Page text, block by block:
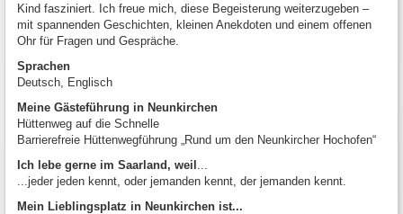
Kind fasziniert. Ich freue mich, diese Begeisterung weiterzugeben –
mit spannenden Geschichten, kleinen Anekdoten und einem offenen
Ohr für Fragen und Gespräche.
Sprachen
Deutsch, Englisch
Meine Gästeführung in Neunkirchen
Hüttenweg auf die Schnelle
Barrierefreie Hüttenwegführung „Rund um den Neunkircher Hochofen“
Ich lebe gerne im Saarland, weil
...jeder jeden kennt, oder jemanden kennt, der jemanden kennt.
Mein Lieblingsplatz in Neunkirchen ist...